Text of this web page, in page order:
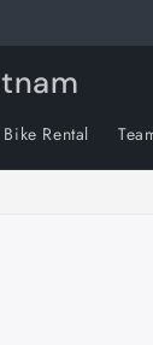
Bike Rental